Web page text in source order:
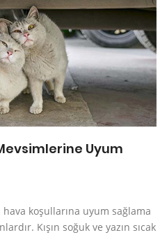
Uyum
koşullarına uyum sağlama
Kışın soğuk ve yazın sıcak